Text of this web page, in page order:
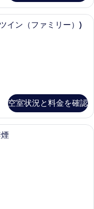
掛け布団、セーフティボック
イン（ファミリー）)
空室状況と料金を確認
掛け布団、セーフティボック